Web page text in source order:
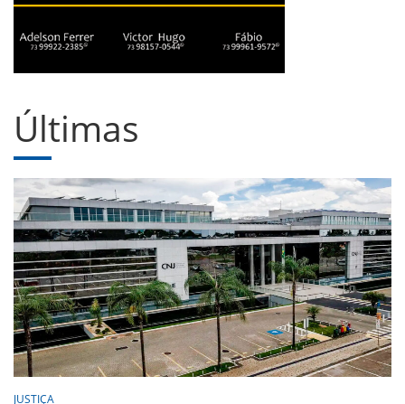
Últimas
JUSTIÇA